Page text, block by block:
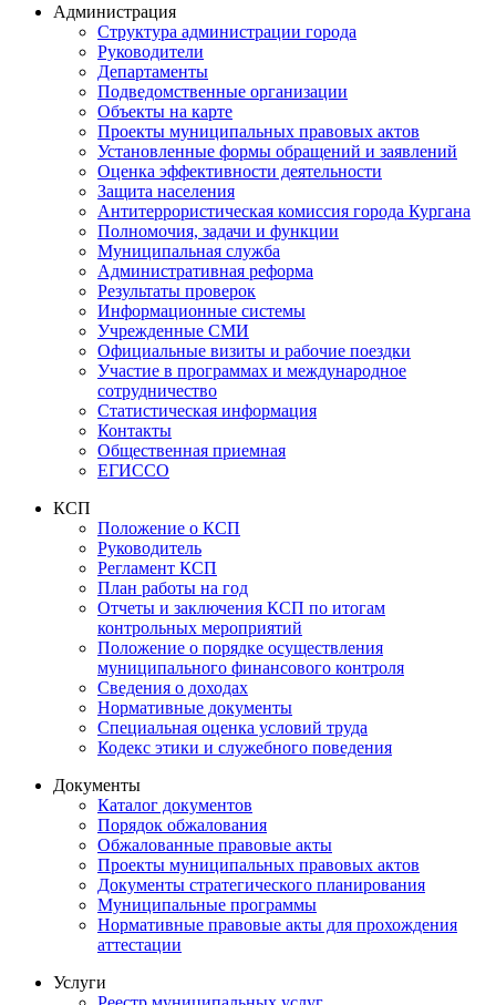
Администрация
Структура администрации города
Руководители
Департаменты
Подведомственные организации
Объекты на карте
Проекты муниципальных правовых актов
Установленные формы обращений и заявлений
Оценка эффективности деятельности
Защита населения
Антитеррористическая комиссия города Кургана
Полномочия, задачи и функции
Муниципальная служба
Административная реформа
Результаты проверок
Информационные системы
Учрежденные СМИ
Официальные визиты и рабочие поездки
Участие в программах и международное
сотрудничество
Статистическая информация
Контакты
Общественная приемная
ЕГИССО
КСП
Положение о КСП
Руководитель
Регламент КСП
План работы на год
Отчеты и заключения КСП по итогам
контрольных мероприятий
Положение о порядке осуществления
муниципального финансового контроля
Сведения о доходах
Нормативные документы
Специальная оценка условий труда
Кодекс этики и служебного поведения
Документы
Каталог документов
Порядок обжалования
Обжалованные правовые акты
Проекты муниципальных правовых актов
Документы стратегического планирования
Муниципальные программы
Нормативные правовые акты для прохождения
аттестации
Услуги